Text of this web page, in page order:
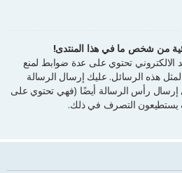
من شخص ما في هذا المنتدى!
الالكتروني تحتوي على عدة ضوابط لمنع
هذه الرسائل. عليك إرسال الرسالة
رأس الرسالة أيضًا (فهي تحتوي على
التصرف في ذلك.